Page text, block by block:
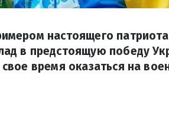
настоящего
в предстоящую победу
время оказаться на